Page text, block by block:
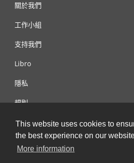
This website uses cookies to
the best experience on our
More information
關於我們
工作小組
支持我們
Libro
隱私
規則
連絡我們